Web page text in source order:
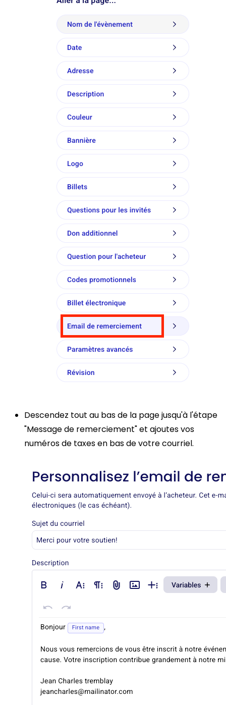
Descendez tout au bas de la page jusqu'à l'étape
"Message de remerciement" et ajoutes vos
numéros de taxes en bas de votre courriel.